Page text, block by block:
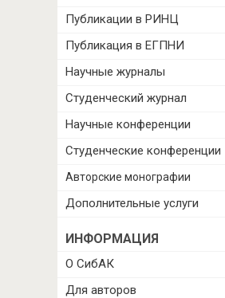
Публикации в РИНЦ
Публикация в ЕГПНИ
Научные журналы
Студенческий журнал
Научные конференции
Студенческие конференции
Авторские монографии
Дополнительные услуги
ИНФОРМАЦИЯ
О СибАК
Для авторов